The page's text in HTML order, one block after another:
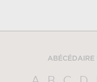
ABÉCÉDAIRE